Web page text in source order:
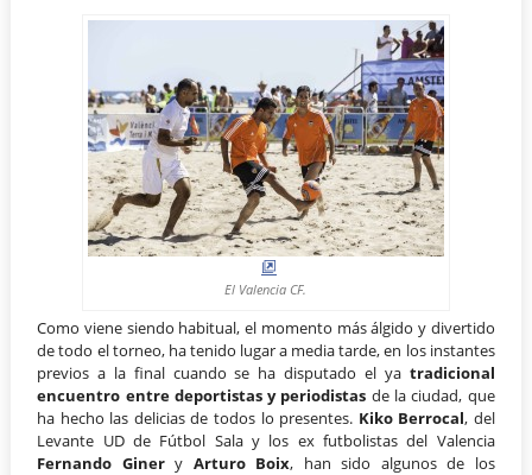
El Valencia CF.
Como viene siendo habitual, el momento más álgido y divertido
de todo el torneo, ha tenido lugar a media tarde, en los instantes
previos a la final cuando se ha disputado el ya tradicional
encuentro entre deportistas y periodistas de la ciudad, que
ha hecho las delicias de todos lo presentes. Kiko Berrocal, del
Levante UD de Fútbol Sala y los ex futbolistas del Valencia
Fernando Ginery Arturo Boix, han sido algunos de los